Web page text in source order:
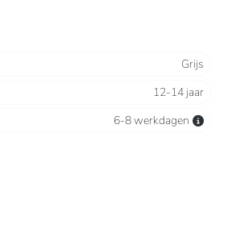
Grijs
12-14 jaar
6-8 werkdagen